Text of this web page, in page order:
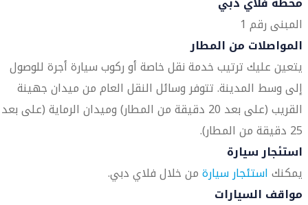
المبنى رقم 1
المواصلات من المطار
يتعين عليك ترتيب خدمة نقل خاصة أو ركوب سيارة أجرة للوصول
إلى وسط المدينة. تتوفر وسائل النقل العام من ميدان جهينة
القريب (على بعد 20 دقيقة من المطار) وميدان الرماية (على بعد
25 دقيقة من المطار).
استئجار سيارة
يمكنكاستئجار سيارةمن خلال فلاي دبي.
مواقف السيارات